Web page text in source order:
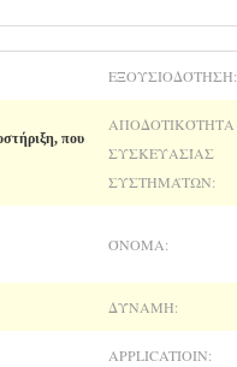
ΕΞΟΥΣΙΟΔΌΤΗΣΗ:
που
ΑΠΟΔΟΤΙΚΌΤΗΤΑ
ΣΥΣΚΕΥΑΣΊΑΣ
ΣΥΣΤΗΜΆΤΩΝ:
ΌΝΟΜΑ:
ΔΎΝΑΜΗ:
APPLICATIOIN: